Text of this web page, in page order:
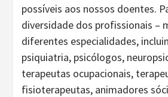
possíveis aos nossos doentes.
diversidade dos profissionais –
diferentes especialidades,
psiquiatria, psicólogos,
terapeutas ocupacionais,
fisioterapeutas, animadores